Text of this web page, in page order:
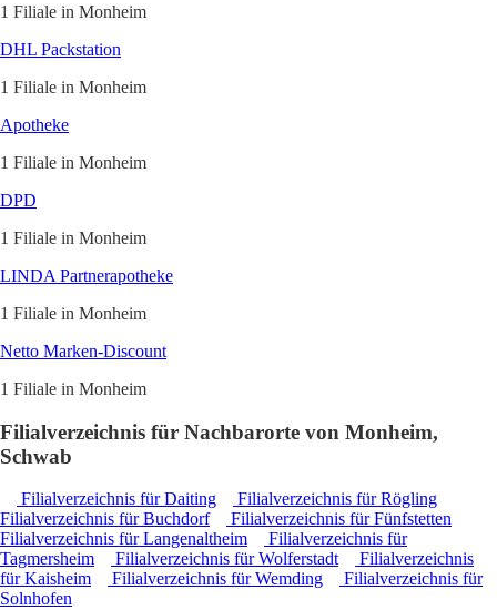
1 Filiale in Monheim
DHL Packstation
1 Filiale in Monheim
Apotheke
1 Filiale in Monheim
DPD
1 Filiale in Monheim
LINDA Partnerapotheke
1 Filiale in Monheim
Netto Marken-Discount
1 Filiale in Monheim
Filialverzeichnis für Nachbarorte von Monheim,
Schwab
Filialverzeichnis für Daiting
Filialverzeichnis für Rögling
Filialverzeichnis für Buchdorf
Filialverzeichnis für Fünfstetten
Filialverzeichnis für Langenaltheim
Filialverzeichnis für
Tagmersheim
Filialverzeichnis für Wolferstadt
Filialverzeichnis
für Kaisheim
Filialverzeichnis für Wemding
Filialverzeichnis für
Solnhofen